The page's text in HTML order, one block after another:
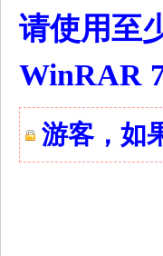
请使用至
WinRAR
游客，如